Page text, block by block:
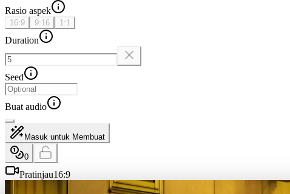
Rasio aspek
16:9 9:16 1:1
Duration
Seed
Buat audio
Masuk untuk Membuat
0
Pratinjau16:9